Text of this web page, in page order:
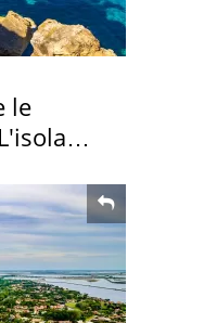
le